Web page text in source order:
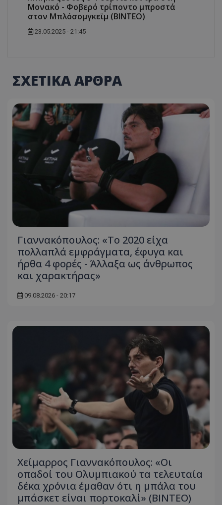
Μονακό - Φοβερό τρίποντο μπροστά
στον Μπλόσομγκεϊμ (ΒΙΝΤΕΟ)
23.05.2025 - 21:45
ΣΧΕΤΙΚΑ ΑΡΘΡΑ
Γιαννακόπουλος: «Το 2020 είχα
πολλαπλά εμφράγματα, έφυγα και
ήρθα 4 φορές - Άλλαξα ως άνθρωπος
και χαρακτήρας»
09.08.2026 - 20:17
Χείμαρρος Γιαννακόπουλος: «Οι
οπαδοί του Ολυμπιακού τα τελευταία
δέκα χρόνια έμαθαν ότι η μπάλα του
μπάσκετ είναι πορτοκαλί» (ΒΙΝΤΕΟ)